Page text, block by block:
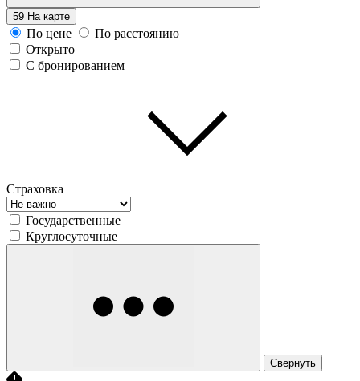
59 На карте
По цене
По расстоянию
Открыто
С бронированием
Страховка
Государственные
Круглосуточные
Свернуть